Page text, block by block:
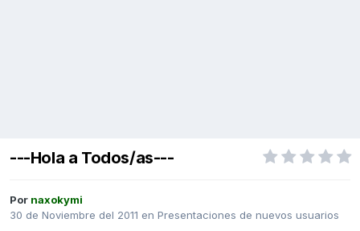
---Hola a Todos/as---
Por naxokymi
30 de Noviembre del 2011 en Presentaciones de nuevos usuarios